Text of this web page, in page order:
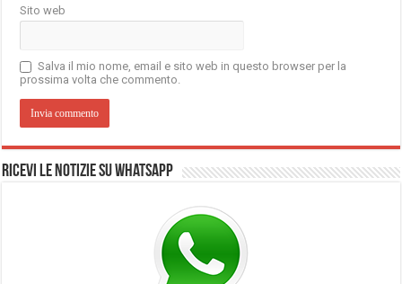
Sito web
Salva il mio nome, email e sito web in questo browser per la
prossima volta che commento.
Ricevi le notizie su Whatsapp